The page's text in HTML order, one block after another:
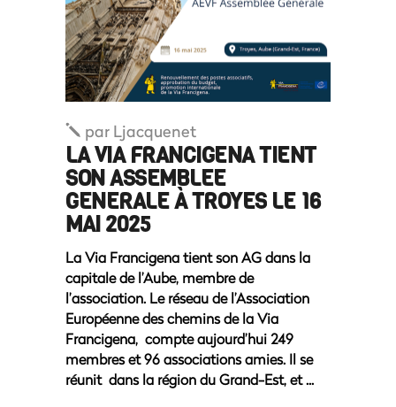
par Ljacquenet
LA VIA FRANCIGENA TIENT
SON ASSEMBLEE
GENERALE À TROYES LE 16
MAI 2025
La Via Francigena tient son AG dans la
capitale de l’Aube, membre de
l’association. Le réseau de l’Association
Européenne des chemins de la Via
Francigena, compte aujourd’hui 249
membres et 96 associations amies. Il se
réunit dans la région du Grand-Est, et